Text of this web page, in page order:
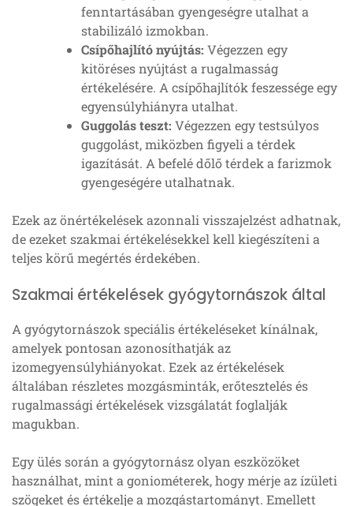
fenntartásában gyengeségre utalhat a
stabilizáló izmokban.
Csípőhajlító nyújtás: Végezzen egy
kitöréses nyújtást a rugalmasság
értékelésére. A csípőhajlítók feszessége egy
egyensúlyhiányra utalhat.
Guggolás teszt: Végezzen egy testsúlyos
guggolást, miközben figyeli a térdek
igazítását. A befelé dőlő térdek a farizmok
gyengeségére utalhatnak.
Ezek az önértékelések azonnali visszajelzést adhatnak,
de ezeket szakmai értékelésekkel kell kiegészíteni a
teljes körű megértés érdekében.
Szakmai értékelések gyógytornászok által
A gyógytornászok speciális értékeléseket kínálnak,
amelyek pontosan azonosíthatják az
izomegyensúlyhiányokat. Ezek az értékelések
általában részletes mozgásminták, erőtesztelés és
rugalmassági értékelések vizsgálatát foglalják
magukban.
Egy ülés során a gyógytornász olyan eszközöket
használhat, mint a goniométerek, hogy mérje az ízületi
szögeket és értékelje a mozgástartományt. Emellett